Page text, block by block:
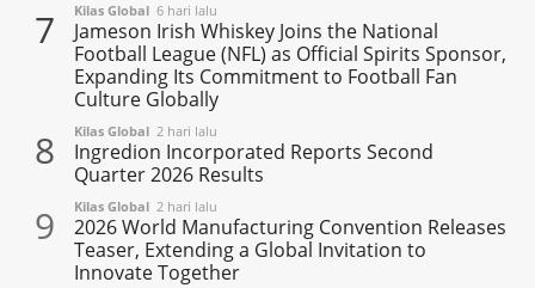
7 Kilas Global 6 hari lalu
Jameson Irish Whiskey Joins the National
Football League (NFL) as Official Spirits Sponsor,
Expanding Its Commitment to Football Fan
Culture Globally
8 Kilas Global 2 hari lalu
Ingredion Incorporated Reports Second
Quarter 2026 Results
9 Kilas Global 2 hari lalu
2026 World Manufacturing Convention Releases
Teaser, Extending a Global Invitation to
Innovate Together